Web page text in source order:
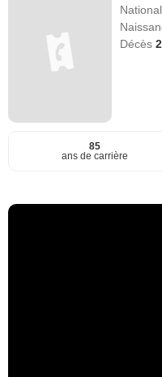
Décès
85
ans de carrière